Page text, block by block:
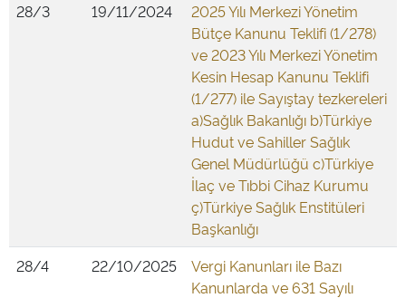
28/3 19/11/2024
2025 Yılı Merkezi Yönetim
Bütçe Kanunu Teklifi (1/278)
ve 2023 Yılı Merkezi Yönetim
Kesin Hesap Kanunu Teklifi
(1/277) ile Sayıştay tezkereleri
a)Sağlık Bakanlığı b)Türkiye
Hudut ve Sahiller Sağlık
Genel Müdürlüğü c)Türkiye
İlaç ve Tıbbi Cihaz Kurumu
ç)Türkiye Sağlık Enstitüleri
Başkanlığı
28/4
22/10/2025
Vergi Kanunları ile Bazı
Kanunlarda ve 631 Sayılı